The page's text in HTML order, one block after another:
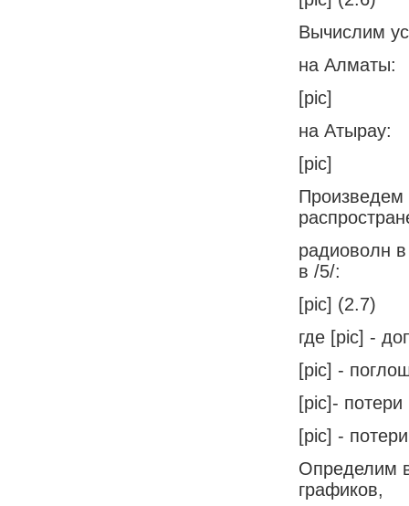
Вычислим
на Алматы:
[pic]
на Атырау:
[pic]
Произведем
радиоволн
в /5/:
[pic] (2.7)
где [pic] -
[pic] -
[pic]-
[pic] -
Определим
графиков,